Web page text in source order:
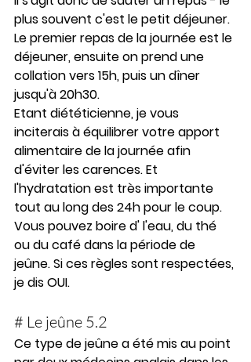
plus souvent c'est le petit déjeuner.
Le premier repas de la journée est le
déjeuner, ensuite on prend une
collation vers 15h, puis un dîner
jusqu'à 20h30.
Etant diététicienne, je vous
inciterais à équilibrer votre apport
alimentaire de la journée afin
d'éviter les carences. Et
l'hydratation est très importante
tout au long des 24h pour le coup.
Vous pouvez boire d' l'eau, du thé
ou du café dans la période de
jeûne. Si ces règles sont respectées,
je dis OUI.
# Le jeûne 5.2
Ce type de jeûne a été mis au point